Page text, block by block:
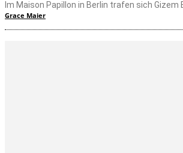
Im Maison Papillon in Berlin trafen sich Gizem
Grace Maier